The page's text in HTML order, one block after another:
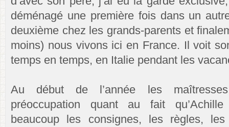
déménagé une première fois dans un
deuxième chez les grands-parents et
moins) nous vivons ici en France. Il voit
temps en temps, en Italie pendant les
Au début de l’année les
préoccupation quant au fait
beaucoup les consignes, les règles,